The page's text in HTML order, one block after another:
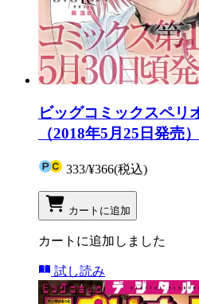
ビッグコミックスペリ
（2018年5月25日発売）
333/¥366(税込)
カートに追加
カートに追加しました
試し読み